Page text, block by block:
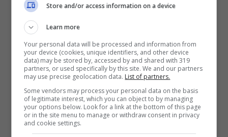
Sudafricanel 1905.
L’importanza di tale
ritrovamento
L’amministratore delegato e Presidente della
Corporation,William Lamb, ha spiegato che
la corporazione è molto contenta di aver
recuperato questo incredibile diamante e in
Store and/or access information on a device
Learn more
Your personal data will be processed and information from
your device (cookies, unique identifiers, and other device
data) may be stored by, accessed by and shared with 319
partners, or used specifically by this site. We and our partners
may use precise geolocation data. List of partners.
Some vendors may process your personal data on the basis
of legitimate interest, which you can object to by managing
your options below. Look for a link at the bottom of this page
or in the site menu to manage or withdraw consent in privacy
and cookie settings.